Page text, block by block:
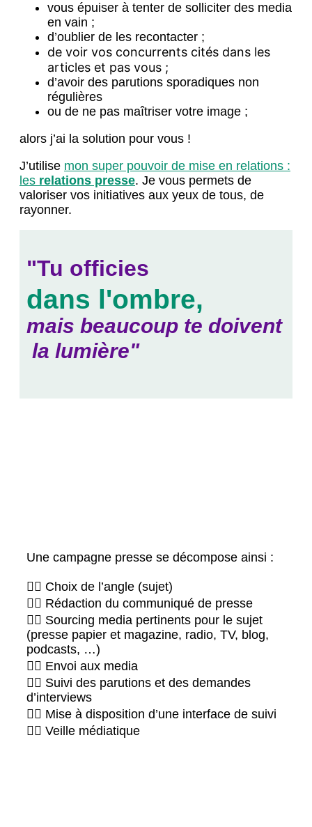
vous épuiser à tenter de solliciter des media
en vain ;
d’oublier de les recontacter ;
de voir vos concurrents cités dans les
articles et pas vous ;
d’avoir des parutions sporadiques non
régulières
ou de ne pas maîtriser votre image ;
alors j’ai la solution pour vous !
J’utilise mon super pouvoir de mise en relations :
les relations presse. Je vous permets de
valoriser vos initiatives aux yeux de tous, de
rayonner.
"Tu officies
dans l'ombre,
mais beaucoup te doivent
la lumière"
Une campagne presse se décompose ainsi :
👉🏻 Choix de l’angle (sujet)
👉🏻 Rédaction du communiqué de presse
👉🏻 Sourcing media pertinents pour le sujet
(presse papier et magazine, radio, TV, blog,
podcasts, …)
👉🏻 Envoi aux media
👉🏻 Suivi des parutions et des demandes
d’interviews
👉🏻 Mise à disposition d’une interface de suivi
👉🏻 Veille médiatique